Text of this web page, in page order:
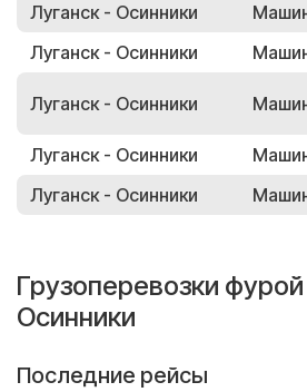
Луганск - Осинники
Луганск - Осинники
Луганск - Осинники
Луганск - Осинники
Луганск - Осинники
Грузоперевозки
Осинники
Последние рейсы